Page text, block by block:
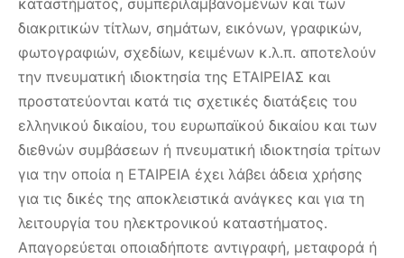
καταστήματος, συμπεριλαμβανομένων και των
διακριτικών τίτλων, σημάτων, εικόνων, γραφικών,
φωτογραφιών, σχεδίων, κειμένων κ.λ.π. αποτελούν
την πνευματική ιδιοκτησία της ΕΤΑΙΡΕΙΑΣ και
προστατεύονται κατά τις σχετικές διατάξεις του
ελληνικού δικαίου, του ευρωπαϊκού δικαίου και των
διεθνών συμβάσεων ή πνευματική ιδιοκτησία τρίτων
για την οποία η ΕΤΑΙΡΕΙΑ έχει λάβει άδεια χρήσης
για τις δικές της αποκλειστικά ανάγκες και για τη
λειτουργία του ηλεκτρονικού καταστήματος.
Απαγορεύεται οποιαδήποτε αντιγραφή, μεταφορά ή